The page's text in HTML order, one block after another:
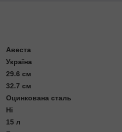
Авеста
Україна
29.6 см
32.7 см
Оцинкована сталь
Ні
15 л